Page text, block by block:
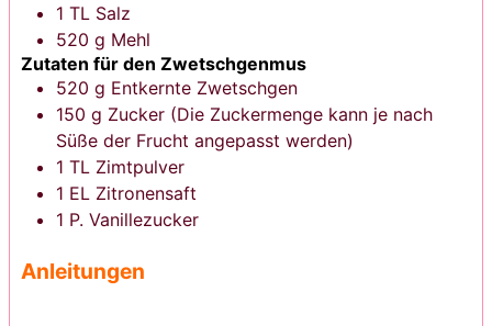
1 TL Salz
520 g Mehl
Zutaten für den Zwetschgenmus
520 g Entkernte Zwetschgen
150 g Zucker (Die Zuckermenge kann je nach
Süße der Frucht angepasst werden)
1 TL Zimtpulver
1 EL Zitronensaft
1 P. Vanillezucker
Anleitungen